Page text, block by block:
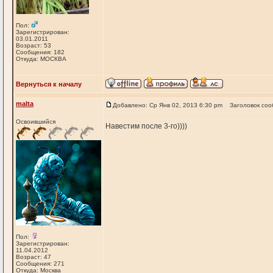
Пол:
Зарегистрирован:
03.01.2011
Возраст: 53
Сообщения: 182
Откуда: МОСКВА
Вернуться к началу
malta
Освоившийся
Пол:
Зарегистрирован:
11.04.2012
Возраст: 47
Сообщения: 271
Откуда: Москва
Добавлено: Ср Янв 02, 2013 6:30 pm Заголовок
Навестим после 3-го))))